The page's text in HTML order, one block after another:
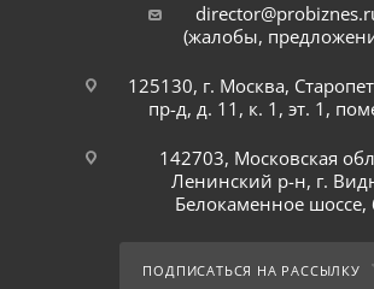
(жалобы,
125130, г. Москва,
пр-д, д. 11, к. 1, эт. 1,
142703, Московская
Ленинский р-н, г.
Белокаменное
ПОДПИСАТЬСЯ НА РАССЫЛКУ